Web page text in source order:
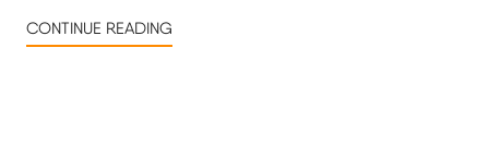
CONTINUE READING